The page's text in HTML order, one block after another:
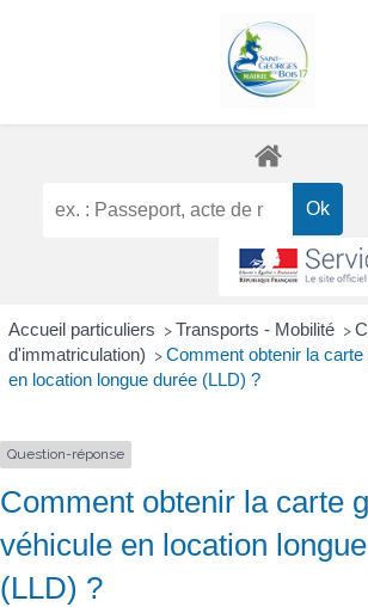
Accueil particuliers > Transports - Mobilité >
d'immatriculation) > Comment obtenir la
en location longue durée (LLD) ?
Question-réponse
Comment obtenir la carte
véhicule en location
(LLD) ?